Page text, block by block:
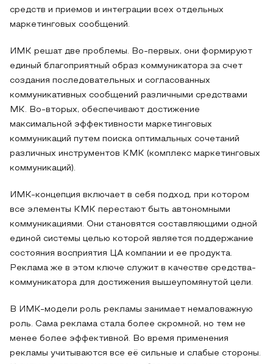
средств и приемов и интеграции всех отдельных
маркетинговых сообщений.
ИМК решат две проблемы. Во-первых, они формируют
единый благоприятный образ коммуникатора за счет
создания последовательных и согласованных
коммуникативных сообщений различными средствами
МК. Во-вторых, обеспечивают достижение
максимальной эффективности маркетинговых
коммуникаций путем поиска оптимальных сочетаний
различных инструментов КМК (комплекс маркетинговых
коммуникаций).
ИМК-концепция включает в себя подход, при котором
все элементы КМК перестают быть автономными
коммуникациями. Они становятся составляющими одной
единой системы целью которой является поддержание
состояния восприятия ЦА компании и ее продукта.
Реклама же в этом ключе служит в качестве средства-
коммуникатора для достижения вышеупомянутой цели.
В ИМК-модели роль рекламы занимает немаловажную
роль. Сама реклама стала более скромной, но тем не
менее более эффективной. Во время применения
рекламы учитываются все её сильные и слабые стороны.